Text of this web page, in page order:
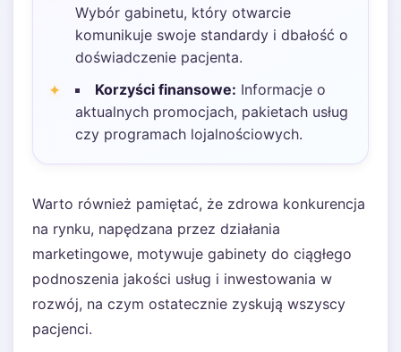
Wybór gabinetu, który otwarcie
komunikuje swoje standardy i dbałość o
doświadczenie pacjenta.
Korzyści finansowe: Informacje o
aktualnych promocjach, pakietach usług
czy programach lojalnościowych.
Warto również pamiętać, że zdrowa konkurencja
na rynku, napędzana przez działania
marketingowe, motywuje gabinety do ciągłego
podnoszenia jakości usług i inwestowania w
rozwój, na czym ostatecznie zyskują wszyscy
pacjenci.